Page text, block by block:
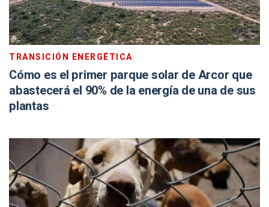
TRANSICIÓN ENERGÉTICA
Cómo es el primer parque solar de Arcor que
abastecerá el 90% de la energía de una de sus
plantas